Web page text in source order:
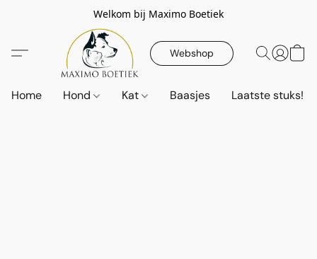
Welkom bij Maximo Boetiek
Webshop
Home Hond Kat Baasjes Laatste stuks!